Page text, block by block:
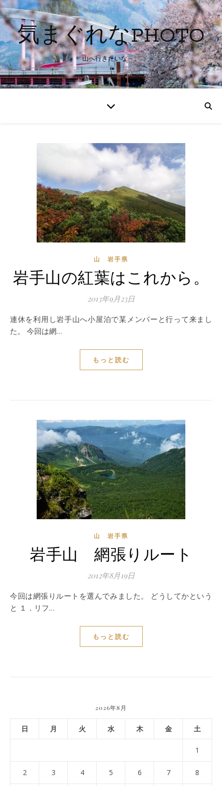
気まぐれなPHOTO
山へ行きたいな～。
山 岩手県
岩手山の紅葉はこれから。
2013年9月23日
連休を利用し岩手山へ小屋泊で某メンバーと行って来まし
た。 今回は網…
もっと読む
山 岩手県
岩手山 網張りルート
2012年8月19日
今回は網張りルートを選んでみました。 どうしてかという
と １．リフ…
もっと読む
2026年8月
日 月 火 水 木 金 土
1
2 3 4 5 6 7 8